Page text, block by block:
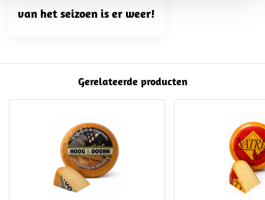
van het seizoen is er weer!
Gerelateerde producten